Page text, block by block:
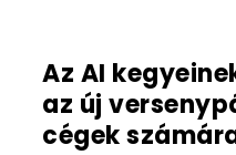
Az AI
az új
cégek